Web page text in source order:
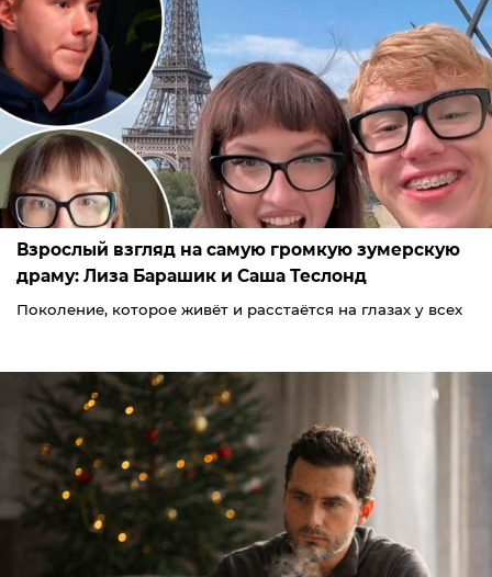
Взрослый взгляд на самую громкую зумерскую
драму: Лиза Барашик и Саша Теслонд
Поколение, которое живёт и расстаётся на глазах у всех